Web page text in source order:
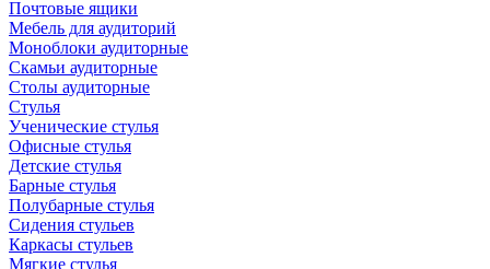
Почтовые ящики
Мебель для аудиторий
Моноблоки аудиторные
Скамьи аудиторные
Столы аудиторные
Стулья
Ученические стулья
Офисные стулья
Детские стулья
Барные стулья
Полубарные стулья
Сидения стульев
Каркасы стульев
Мягкие стулья